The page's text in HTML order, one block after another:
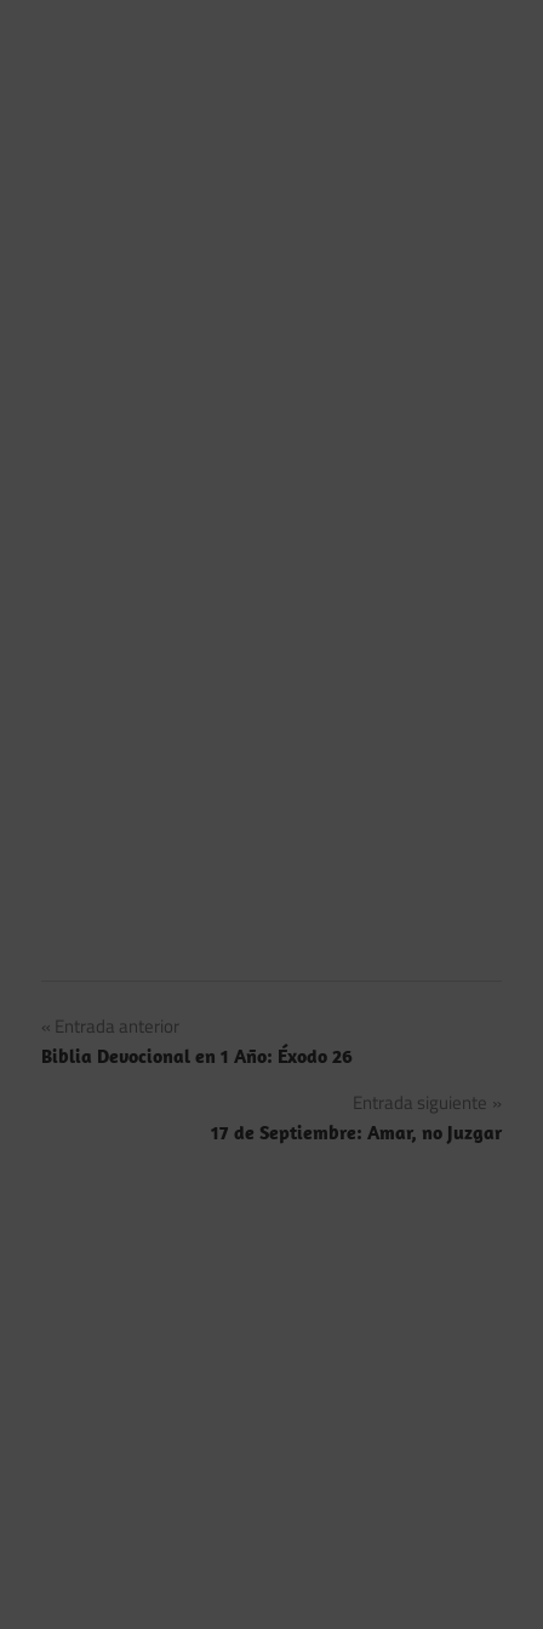
Navegación
de
Entrada anterior
Biblia Devocional en 1 Año: Éxodo 26
Entrada siguiente
17 de Septiembre: Amar, no Juzgar